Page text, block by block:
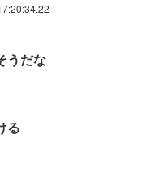
うだな
る